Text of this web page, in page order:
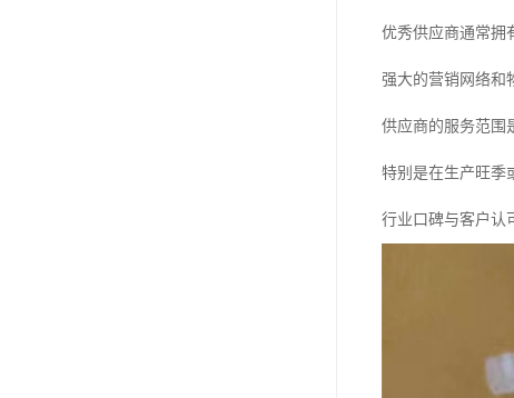
优秀供应商通常拥
强大的营销网络和
供应商的服务范围
特别是在生产旺季
行业口碑与客户认可